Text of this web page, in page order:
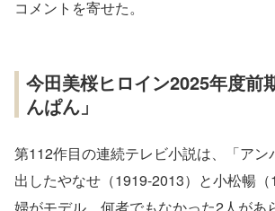
コメントを寄せた。
今田美桜ヒロイン2025年度前
んぱん」
第112作目の連続テレビ小説は、「アン
出したやなせ（1919-2013）と小松暢
婦がモデル。何者でもなかった2人があ